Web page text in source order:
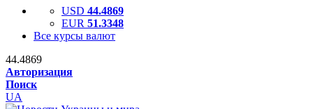
USD 44.4869
EUR 51.3348
Все курсы валют
44.4869
Авторизация
Поиск
UA